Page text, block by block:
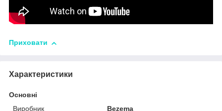
Приховати
Характеристики
Основні
Виробник
Bezema